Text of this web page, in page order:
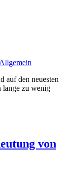
Allgemein
auf den neuesten
lange zu wenig
von